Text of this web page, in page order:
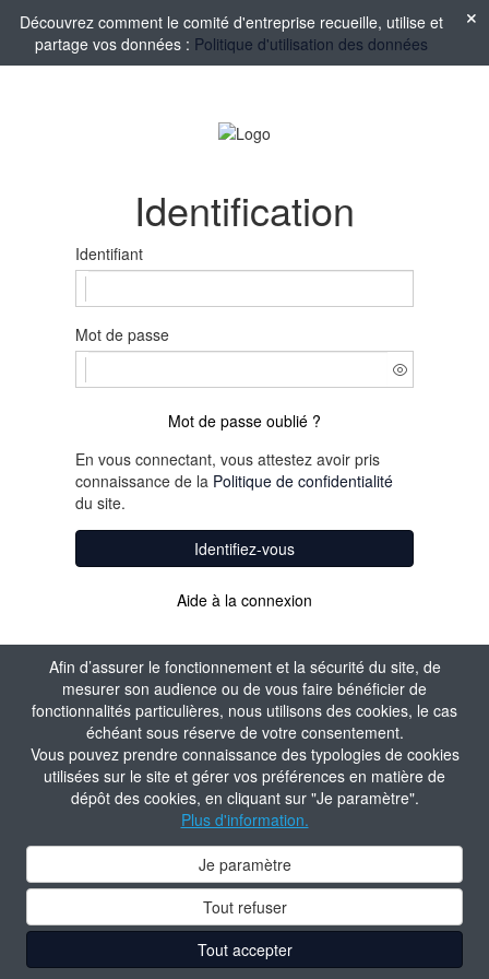
Afin d’assurer le fonctionnement et la sécurité du site, de
mesurer son audience ou de vous faire bénéficier de
fonctionnalités particulières, nous utilisons des cookies, le cas
échéant sous réserve de votre consentement.
Vous pouvez prendre connaissance des typologies de cookies
utilisées sur le site et gérer vos préférences en matière de
dépôt des cookies, en cliquant sur "Je paramètre".
Plus d'information.
Je paramètre
Tout refuser
Tout accepter
Découvrez comment le comité d'entreprise recueille, utilise et
partage vos données : Politique d'utilisation des données
Identification
Identifiant
Mot de passe
Mot de passe oublié ?
En vous connectant, vous attestez avoir pris
connaissance de la Politique de confidentialité
du site.
Identifiez-vous
Aide à la connexion